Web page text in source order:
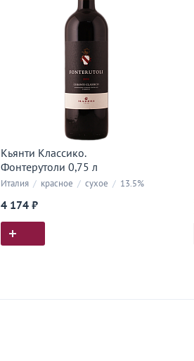
Кьянти Классико.
Фонтерутоли 0,75 л
Италия / красное / сухое / 13.5%
4 174 ₽